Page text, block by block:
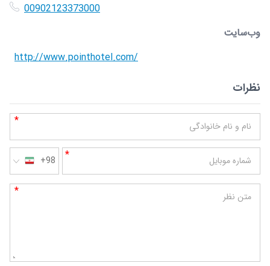
00902123373000
وب‌سایت
http://www.pointhotel.com/
نظرات
نام و نام خانوادگی *
+98 شماره موبایل *
متن نظر *